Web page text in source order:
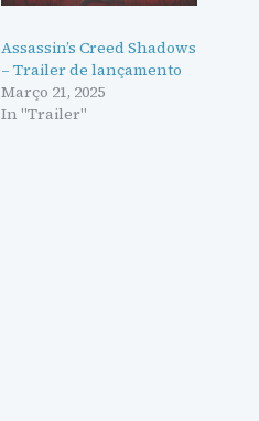
Assassin’s Creed Shadows
– Trailer de lançamento
Março 21, 2025
In "Trailer"